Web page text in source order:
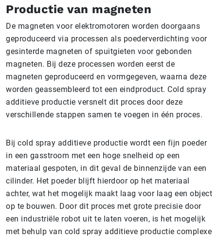
Productie van magneten
De magneten voor elektromotoren worden doorgaans
geproduceerd via processen als poederverdichting voor
gesinterde magneten of spuitgieten voor gebonden
magneten. Bij deze processen worden eerst de
magneten geproduceerd en vormgegeven, waarna deze
worden geassembleerd tot een eindproduct. Cold spray
additieve productie versnelt dit proces door deze
verschillende stappen samen te voegen in één proces.
Bij cold spray additieve productie wordt een fijn poeder
in een gasstroom met een hoge snelheid op een
materiaal gespoten, in dit geval de binnenzijde van een
cilinder. Het poeder blijft hierdoor op het materiaal
achter, wat het mogelijk maakt laag voor laag een object
op te bouwen. Door dit proces met grote precisie door
een industriële robot uit te laten voeren, is het mogelijk
met behulp van cold spray additieve productie complexe